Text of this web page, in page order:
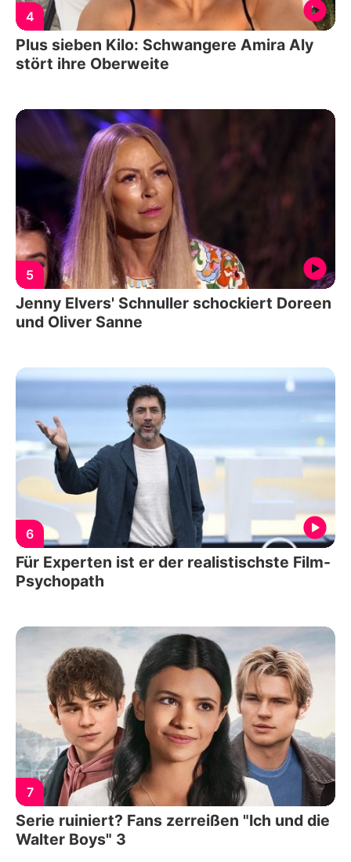
4
Plus sieben Kilo: Schwangere Amira Aly
stört ihre Oberweite
5
Jenny Elvers' Schnuller schockiert Doreen
und Oliver Sanne
6
Für Experten ist er der realistischste Film-
Psychopath
7
Serie ruiniert? Fans zerreißen "Ich und die
Walter Boys" 3